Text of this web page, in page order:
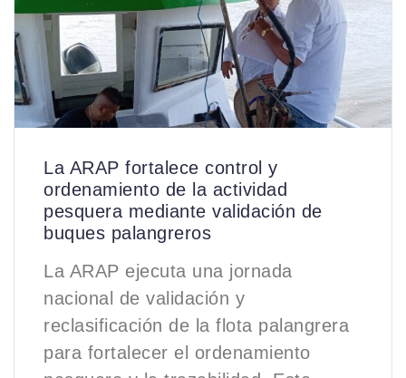
La ARAP fortalece control y
ordenamiento de la actividad
pesquera mediante validación de
buques palangreros
La ARAP ejecuta una jornada
nacional de validación y
reclasificación de la flota palangrera
para fortalecer el ordenamiento